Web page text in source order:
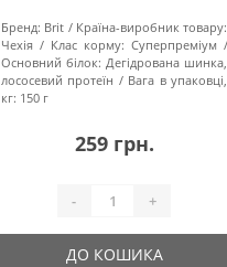
Бренд: Brit
Країна-виробник товару:
Чехія
Клас корму: Суперпреміум
Основний білок: Дегідрована шинка,
лососевий протеїн
Вага в упаковці,
кг: 150 г
259 грн.
- +
ДО КОШИКА